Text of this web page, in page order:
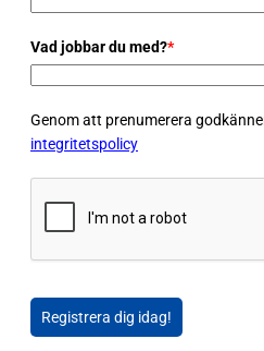
Vad jobbar du med?*
Genom att prenumerera
integritetspolicy
Registrera dig idag!